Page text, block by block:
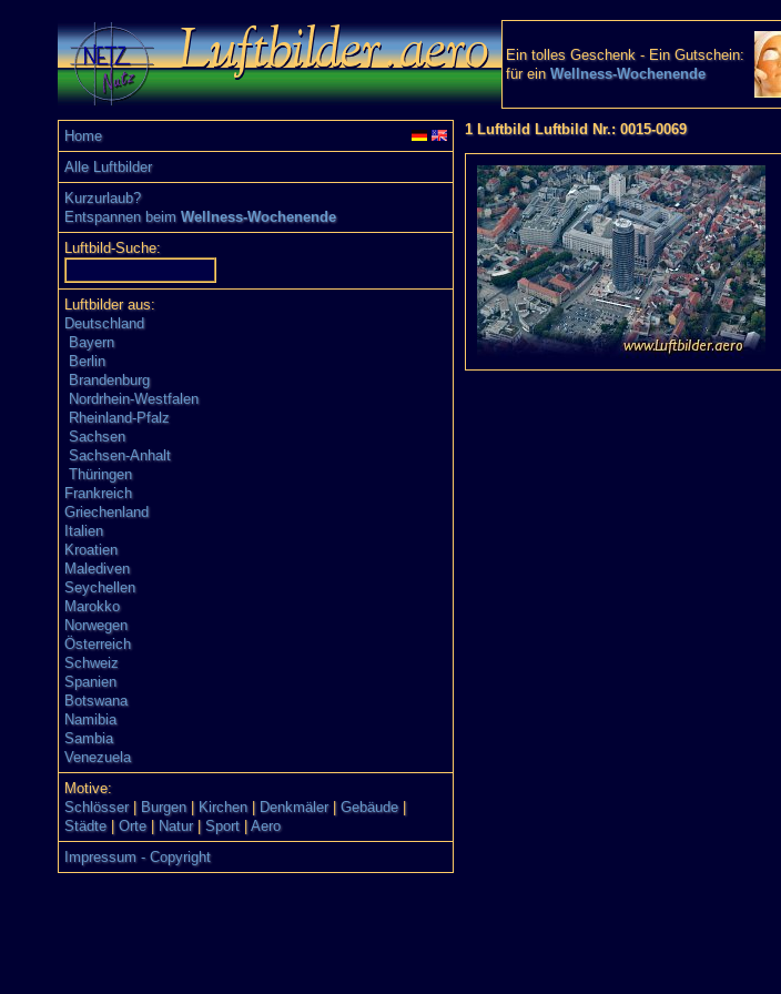
Ein tolles Geschenk - Ein Gutschein:
für ein Wellness-Wochenende
Home
Alle Luftbilder
Kurzurlaub?
Entspannen beim Wellness-Wochenende
Luftbild-Suche:
Luftbilder aus:
Deutschland
Bayern
Berlin
Brandenburg
Nordrhein-Westfalen
Rheinland-Pfalz
Sachsen
Sachsen-Anhalt
Thüringen
Frankreich
Griechenland
Italien
Kroatien
Malediven
Seychellen
Marokko
Norwegen
Österreich
Schweiz
Spanien
Botswana
Namibia
Sambia
Venezuela
Motive:
Schlösser| Burgen| Kirchen| Denkmäler| Gebäude|
Städte| Orte| Natur| Sport| Aero
Impressum - Copyright
1 Luftbild Luftbild Nr.: 0015-0069